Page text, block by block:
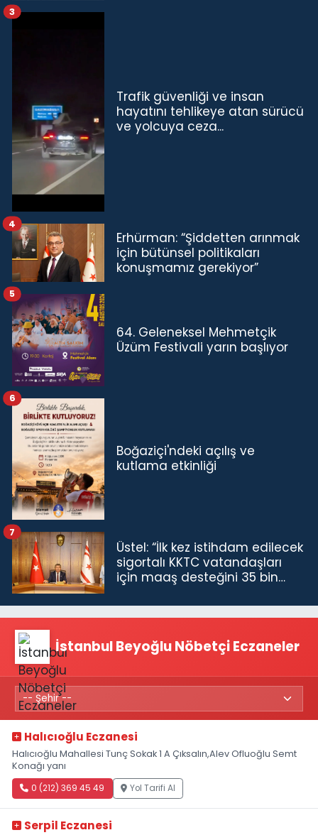
Trafik güvenliği ve insan
hayatını tehlikeye atan sürücü
ve yolcuya ceza...
3
Erhürman: “Şiddetten arınmak
için bütünsel politikaları
konuşmamız gerekiyor”
4
64. Geleneksel Mehmetçik
Üzüm Festivali yarın başlıyor
5
Boğaziçi'ndeki açılış ve
kutlama etkinliği
6
Üstel: “İlk kez istihdam edilecek
sigortalı KKTC vatandaşları
için maaş desteğini 35 bin
7
İstanbul Beyoğlu Nöbetçi Eczaneler
Halıcıoğlu Eczanesi
Halıcıoğlu Mahallesi Tunç Sokak 1 A Çıksalın,Alev Ofluoğlu Semt
Konağı yanı
0 (212) 369 45 49 Yol Tarifi Al
Serpil Eczanesi